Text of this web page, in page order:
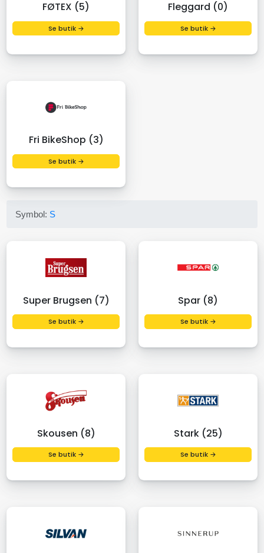
FØTEX (5)
Se butik →
Fleggard (0)
Se butik →
Fri BikeShop (3)
Se butik →
Symbol: S
Super Brugsen (7)
Se butik →
Spar (8)
Se butik →
Skousen (8)
Se butik →
Stark (25)
Se butik →